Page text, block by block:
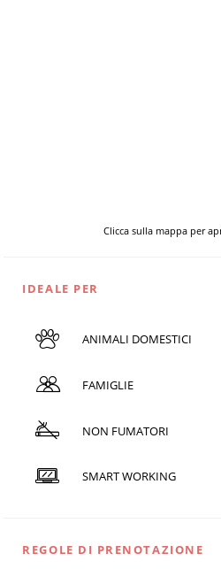
Clicca sulla mappa per
IDEALE PER
ANIMALI DOMESTICI
FAMIGLIE
NON FUMATORI
SMART WORKING
REGOLE DI PRENOTAZIONE